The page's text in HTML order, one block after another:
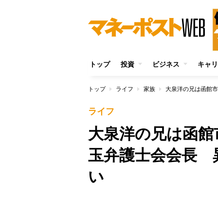
トップ 投資 ビジネス キャ
トップ ライフ 家族
ライフ
大泉洋の兄は函
玉弁護士会会長
い